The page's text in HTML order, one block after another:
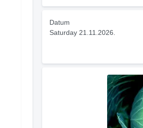
Datum
Saturday 21.11.2026.